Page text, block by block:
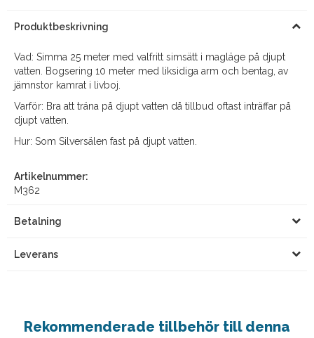
Produktbeskrivning
Vad: Simma 25 meter med valfritt simsätt i magläge på djupt
vatten. Bogsering 10 meter med liksidiga arm och bentag, av
jämnstor kamrat i livboj.
Varför: Bra att träna på djupt vatten då tillbud oftast inträffar på
djupt vatten.
Hur: Som Silversälen fast på djupt vatten.
Artikelnummer:
M362
Betalning
Leverans
Rekommenderade tillbehör till denna